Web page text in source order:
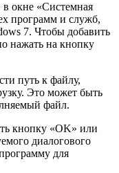
в окне «Системная
программ и служб,
7. Чтобы добавить
нажать на кнопку
путь к файлу,
Это может быть
файл.
кнопку «OK» или
диалогового
для